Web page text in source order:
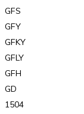
GFS
GFY
GFKY
GFLY
GFH
GD
1504